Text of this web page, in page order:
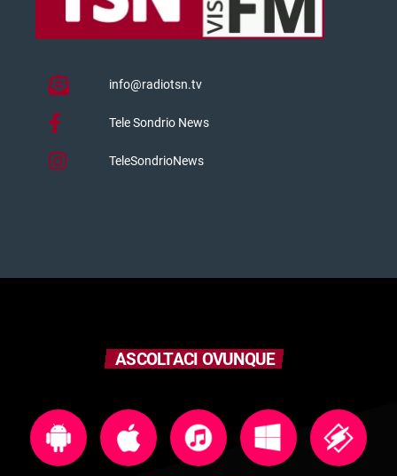
info@radiotsn.tv
Tele Sondrio News
TeleSondrioNews
ASCOLTACI OVUNQUE